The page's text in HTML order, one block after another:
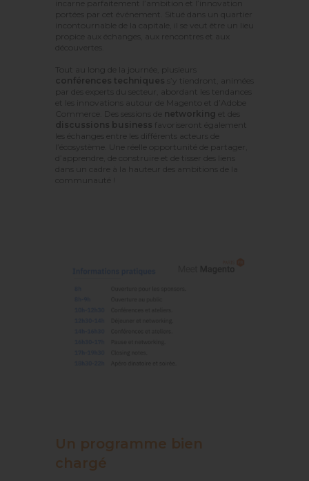
incarne parfaitement l’ambition et l’innovation
portées par cet événement. Situé dans un quartier
incontournable de la capitale, il se veut être un lieu
propice aux échanges, aux rencontres et aux
découvertes.
Tout au long de la journée, plusieurs
conférences techniques
s’y tiendront, animées
par des experts du secteur, abordant les tendances
et les innovations autour de Magento et d’Adobe
Commerce. Des sessions de networking et des
discussions business favoriseront également
les échanges entre les différents acteurs de
l’écosystème. Une réelle opportunité de partager,
d’apprendre, de construire et de tisser des liens
dans un cadre à la hauteur des ambitions de la
communauté !
Un programme bien
chargé